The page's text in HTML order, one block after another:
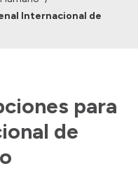
Internacional de
para
de